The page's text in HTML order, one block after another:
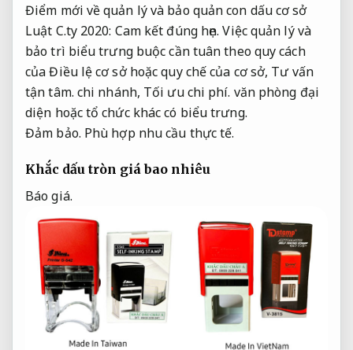
Điểm mới về quản lý và bảo quản con dấu cơ sở
Luật C.ty 2020: Cam kết đúng hẹn. Việc quản lý và
bảo trì biểu trưng buộc cần tuân theo quy cách
của Điều lệ cơ sở hoặc quy chế của cơ sở, Tư vấn
tận tâm. chi nhánh, Tối ưu chi phí. văn phòng đại
diện hoặc tổ chức khác có biểu trưng.
Đảm bảo. Phù hợp nhu cầu thực tế.
Khắc dấu tròn giá bao nhiêu
Báo giá.